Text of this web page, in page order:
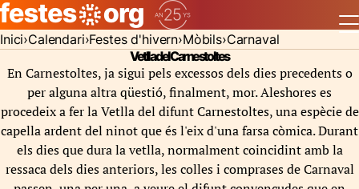
Inici Calendari Festes d'hivern Mòbils Carnaval
Vetlla del Carnestoltes
En Carnestoltes, ja sigui pels excessos dels dies precedents o
per alguna altra qüestió, finalment, mor. Aleshores es
procedeix a fer la Vetlla del difunt Carnestoltes, una espècie de
capella ardent del ninot que és l'eix d'una farsa còmica. Durant
els dies que dura la vetlla, normalment coincidint amb la
ressaca dels dies anteriors, les colles i comprases de Carnaval